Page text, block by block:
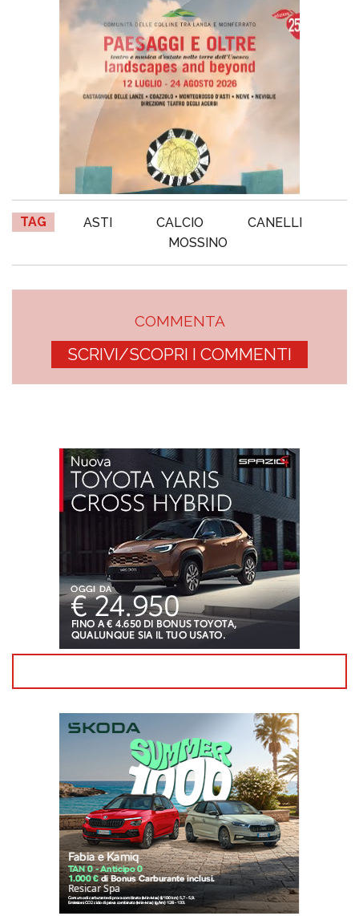
TAG ASTI CALCIO
CANELLI
MOSSINO
COMMENTA
SCRIVI/SCOPRI I COMMENTI